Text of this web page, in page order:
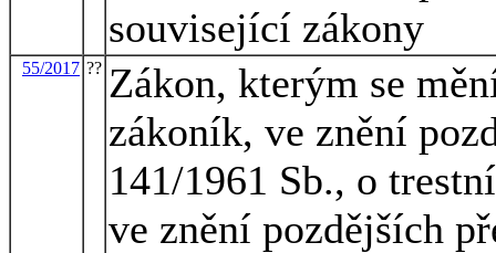
související zákony
55/2017 ?? Zákon, kterým se
zákoník, ve znění
141/1961 Sb., o
ve znění pozdějších